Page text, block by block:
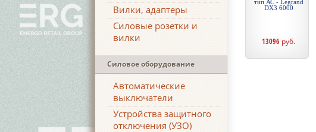
Вилки, адаптеры
Силовые розетки и
вилки
Силовое оборудование
Автоматические
выключатели
Устройства защитного
отключения (УЗО)
тип АС - Legrand
DX3 6000
13096 руб.